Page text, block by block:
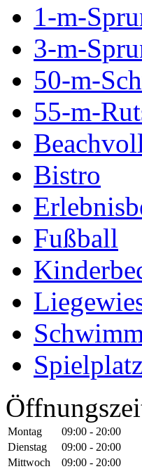
1-m-
3-m-
50-m-
55-m-
Bistro
Fußball
Montag
09:00 - 20:00
Dienstag
09:00 - 20:00
Mittwoch
09:00 - 20:00